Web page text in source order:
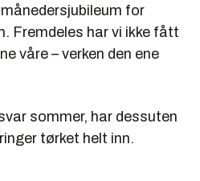
for
Fremdeles har vi ikke fått
våre – verken den ene
sommer, har dessuten
tørket helt inn.